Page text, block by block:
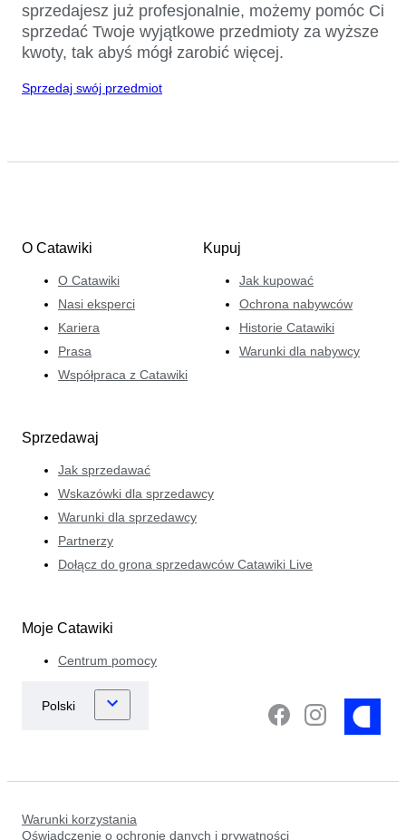
sprzedajesz już profesjonalnie, możemy pomóc Ci
sprzedać Twoje wyjątkowe przedmioty za wyższe
kwoty, tak abyś mógł zarobić więcej.
Sprzedaj swój przedmiot
O Catawiki
O Catawiki
Nasi eksperci
Kariera
Prasa
Współpraca z Catawiki
Kupuj
Jak kupować
Ochrona nabywców
Historie Catawiki
Warunki dla nabywcy
Sprzedawaj
Jak sprzedawać
Wskazówki dla sprzedawcy
Warunki dla sprzedawcy
Partnerzy
Dołącz do grona sprzedawców Catawiki Live
Moje Catawiki
Centrum pomocy
Warunki korzystania
Oświadczenie o ochronie danych i prywatności